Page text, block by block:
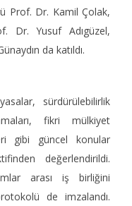
Prof. Dr. Kamil Çolak,
Dr. Yusuf Adıgüzel,
da katıldı.
sürdürülebilirlik
fikri mülkiyet
gibi güncel konular
değerlendirildi.
arası iş birliğini
de imzalandı.